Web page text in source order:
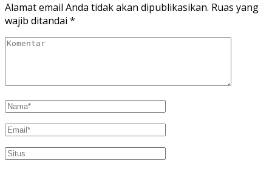
Alamat email Anda tidak akan dipublikasikan. Ruas yang
wajib ditandai *